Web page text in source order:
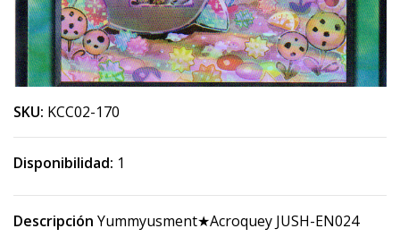
SKU: KCC02-170
Disponibilidad: 1
Descripción Yummyusment★Acroquey JUSH-EN024